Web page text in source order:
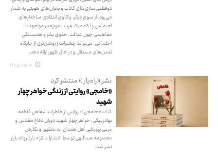
دوقطبی‌سازی‌های کاذب و بحران‌های هویتی به شمار
می‌رود. از سوی دیگر، واکاوی انتقادی ساختارهای
اجتماعی و آکادمیک غرب، به‌ویژه در مواجهه با
مفاهیمی چون عدالت، حقوق بشر و همبستگی
اجتماعی، می‌تواند چشم‌انداز روشن‌تری از جایگاه
تمدن‌های مستقل و در حال ظهور ارائه دهد.
۱۴۰۵.۰۵.۱۰
نشر «راه‌یار » منتشر کرد
«خامجی» روایتی از زندگی خواهر چهار
شهید
کتاب «خامجی»؛ روایتی از خاطرات شفاهی فاطمه
بهادربیگی، خواهر چهار شهید دوران دفاع مقدس و
مربی پرورشی اهل همدان، به تحقیق و نگارش
معصومه عبداللهی توسط انتشارات «راه یار» روانه بازار
نشر شد.